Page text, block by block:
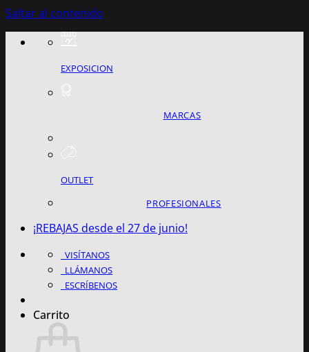
Saltar al contenido
EXPOSICION
MARCAS
OUTLET
PROFESIONALES
¡REBAJAS desde el 27 de junio!
VISÍTANOS
LLÁMANOS
ESCRÍBENOS
Carrito